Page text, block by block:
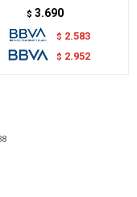
$ 3.690
$ 2.583
$ 2.952